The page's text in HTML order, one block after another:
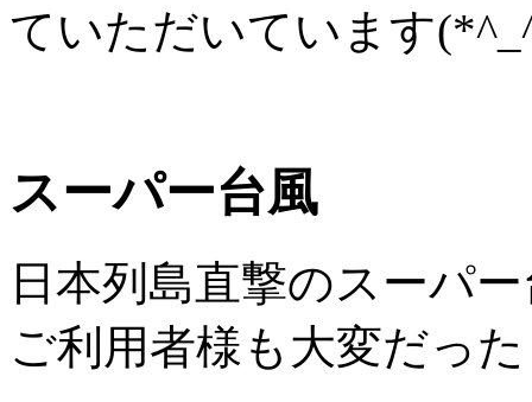
ていただいています
スーパー台風
日本列島直撃のスーパ
ご利用者様も大変だっ